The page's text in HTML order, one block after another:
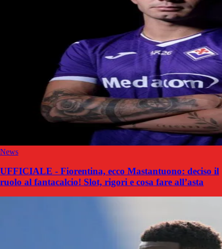
News
UFFICIALE - Fiorentina, ecco Mastantuono: deciso il
ruolo al fantacalcio! Slot, rigori e cosa fare all’asta